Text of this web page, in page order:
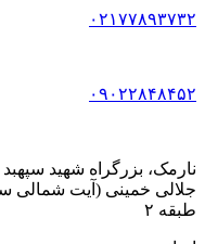
۰۲۱۷۷۸۹۳۷۳۲
۰۹۰۲۲۸۴۸۴۵۲
نارمک، بزرگراه شهید
طبقه ۲